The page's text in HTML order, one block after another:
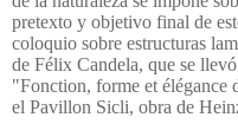
pretexto y objetivo final de
coloquio sobre estructuras
de Félix Candela, que se
"Fonction, forme et élégance
el Pavillon Sicli, obra de